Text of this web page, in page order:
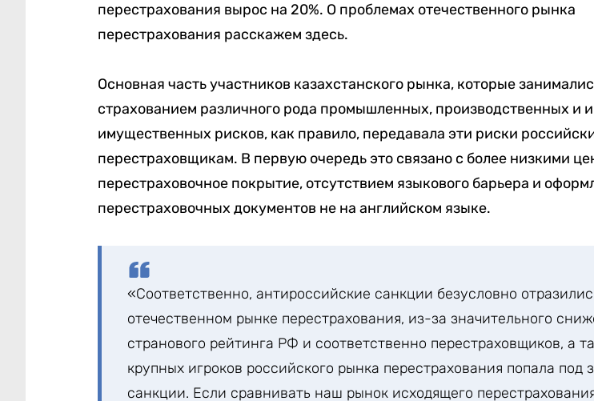
перестрахования вырос на 20%. О проблемах отечественного рынка
перестрахования расскажем здесь.
Основная часть участников казахстанского рынка, которые
страхованием различного рода промышленных, производственных и
имущественных рисков, как правило, передавала эти риски
перестраховщикам. В первую очередь это связано с более низкими
перестраховочное покрытие, отсутствием языкового барьера и
перестраховочных документов не на английском языке.
«Соответственно, антироссийские санкции безусловно
отечественном рынке перестрахования, из-за значительного
странового рейтинга РФ и соответственно перестраховщиков, а
крупных игроков российского рынка перестрахования попала под
санкции. Если сравнивать наш рынок исходящего